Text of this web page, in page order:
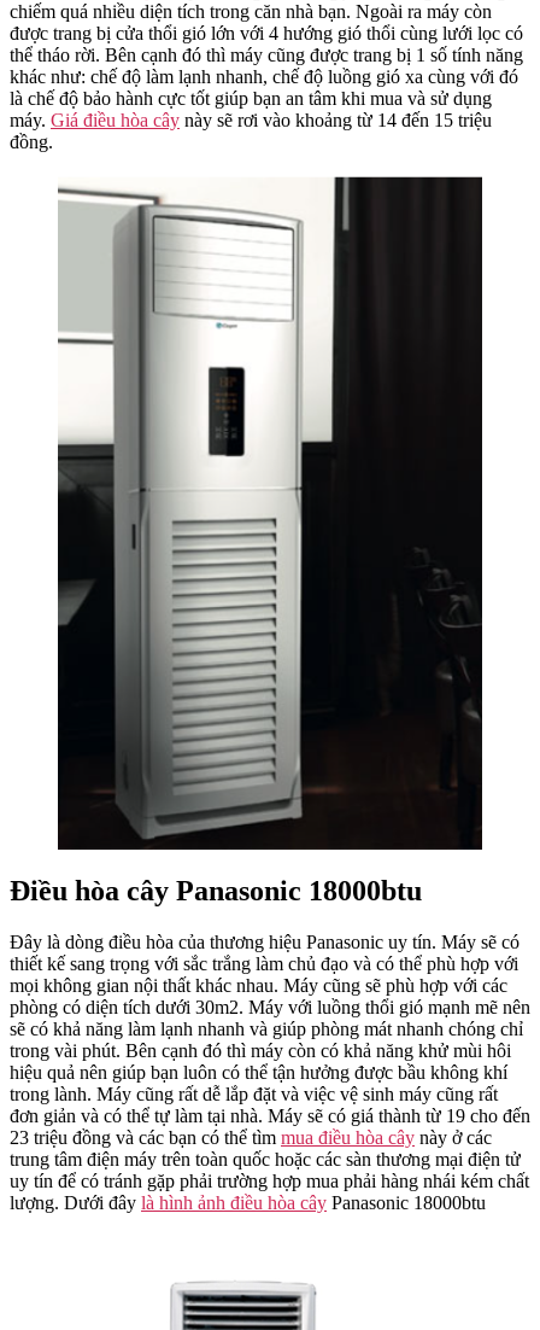
chiếm quá nhiều diện tích trong căn nhà bạn. Ngoài ra máy còn
được trang bị cửa thổi gió lớn với 4 hướng gió thổi cùng lưới lọc có
thể tháo rời. Bên cạnh đó thì máy cũng được trang bị 1 số tính năng
khác như: chế độ làm lạnh nhanh, chế độ luồng gió xa cùng với đó
là chế độ bảo hành cực tốt giúp bạn an tâm khi mua và sử dụng
máy. Giá điều hòa cây này sẽ rơi vào khoảng từ 14 đến 15 triệu
đồng.
Điều hòa cây Panasonic 18000btu
Đây là dòng điều hòa của thương hiệu Panasonic uy tín. Máy sẽ có
thiết kế sang trọng với sắc trắng làm chủ đạo và có thể phù hợp với
mọi không gian nội thất khác nhau. Máy cũng sẽ phù hợp với các
phòng có diện tích dưới 30m2. Máy với luồng thổi gió mạnh mẽ nên
sẽ có khả năng làm lạnh nhanh và giúp phòng mát nhanh chóng chỉ
trong vài phút. Bên cạnh đó thì máy còn có khả năng khử mùi hôi
hiệu quả nên giúp bạn luôn có thể tận hưởng được bầu không khí
trong lành. Máy cũng rất dễ lắp đặt và việc vệ sinh máy cũng rất
đơn giản và có thể tự làm tại nhà. Máy sẽ có giá thành từ 19 cho đến
23 triệu đồng và các bạn có thể tìm mua điều hòa cây này ở các
trung tâm điện máy trên toàn quốc hoặc các sàn thương mại điện tử
uy tín để có tránh gặp phải trường hợp mua phải hàng nhái kém chất
lượng. Dưới đây là hình ảnh điều hòa cây Panasonic 18000btu